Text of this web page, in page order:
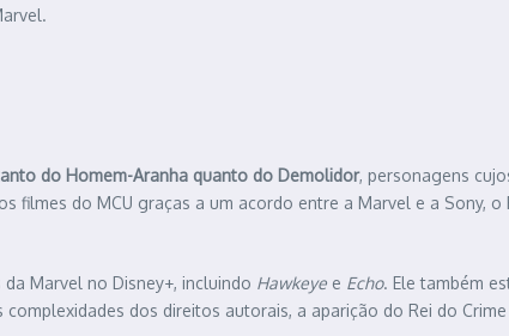
do Homem-Aranha quanto do Demolidor, personagens
filmes do MCU graças a um acordo entre a Marvel e a Sony,
Marvel no Disney+, incluindo Hawkeye e Echo. Ele também
dos direitos autorais, a aparição do Rei do